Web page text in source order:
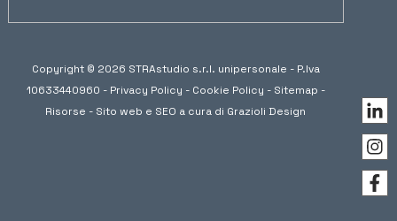
Copyright © 2026 STRAstudio s.r.l. unipersonale - P.Iva
10633440960 - Privacy Policy - Cookie Policy - Sitemap -
Risorse - Sito web e SEO a cura di Grazioli Design